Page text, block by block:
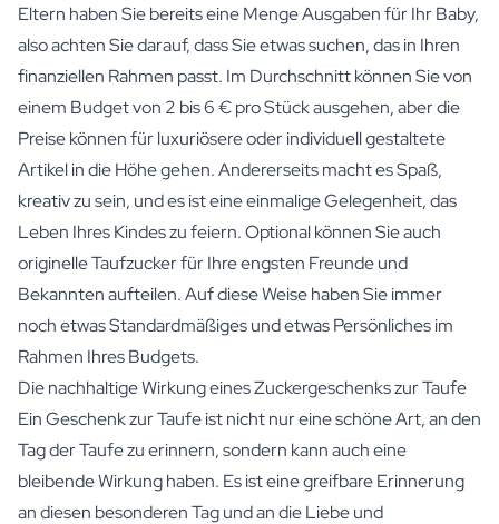
Eltern haben Sie bereits eine Menge Ausgaben für Ihr Baby,
also achten Sie darauf, dass Sie etwas suchen, das in Ihren
finanziellen Rahmen passt. Im Durchschnitt können Sie von
einem Budget von 2 bis 6 € pro Stück ausgehen, aber die
Preise können für luxuriösere oder individuell gestaltete
Artikel in die Höhe gehen. Andererseits macht es Spaß,
kreativ zu sein, und es ist eine einmalige Gelegenheit, das
Leben Ihres Kindes zu feiern. Optional können Sie auch
originelle Taufzucker für Ihre engsten Freunde und
Bekannten aufteilen. Auf diese Weise haben Sie immer
noch etwas Standardmäßiges und etwas Persönliches im
Rahmen Ihres Budgets.
Die nachhaltige Wirkung eines Zuckergeschenks zur Taufe
Ein Geschenk zur Taufe ist nicht nur eine schöne Art, an den
Tag der Taufe zu erinnern, sondern kann auch eine
bleibende Wirkung haben. Es ist eine greifbare Erinnerung
an diesen besonderen Tag und an die Liebe und